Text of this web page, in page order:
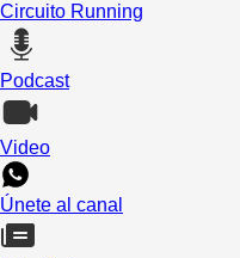
Circuito Running
Podcast
Video
Únete al canal